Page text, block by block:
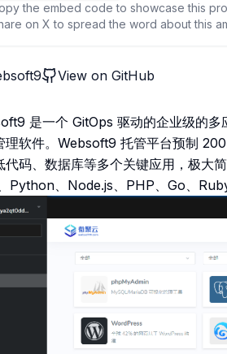
the embed code to showcase this
on X to spread the word about this
View on GitHub
是一个 GitOps 驱动的企业级的多
理软件。Websoft9 托管平台预制
代码、数据库等多个关键应用，极大
Python、Node.js、PHP、Go、